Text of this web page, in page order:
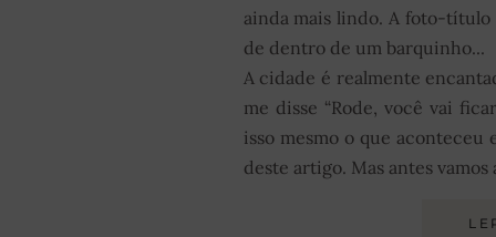
ainda mais lindo. A foto-
de dentro de um barquinho...
A cidade é realmente
me disse “Rode, você vai
isso mesmo o que aconteceu
deste artigo. Mas antes